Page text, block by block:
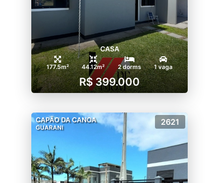
CASA
177.5m² 44.12m² 2 dorms 1 vaga
R$ 399.000
CAPÃO DA CANOA
GUARANI
2621